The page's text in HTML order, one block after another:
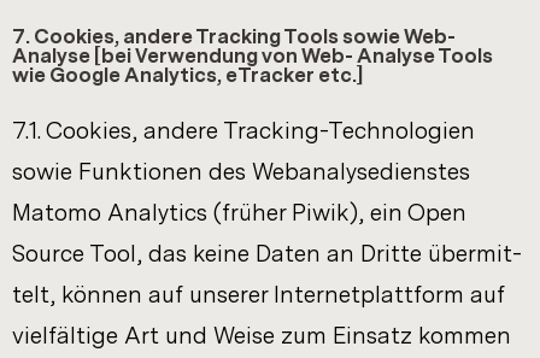
7. Coo­kies, an­de­re Tracking Tools sowie Web-​
Analyse [bei Ver­wen­dung von Web- Ana­ly­se Tools
wie Goog­le Ana­ly­tics, eTra­cker etc.]
7.1. Coo­kies, an­de­re Tracking-​Technologien
sowie Funk­tio­nen des Web­ana­ly­se­diens­tes
Mato­mo Ana­ly­tics (frü­her Piwik), ein Open
Source Tool, das keine Daten an Drit­te über­mit­
telt, kön­nen auf un­se­rer In­ter­net­platt­form auf
viel­fäl­ti­ge Art und Weise zum Ein­satz kom­men